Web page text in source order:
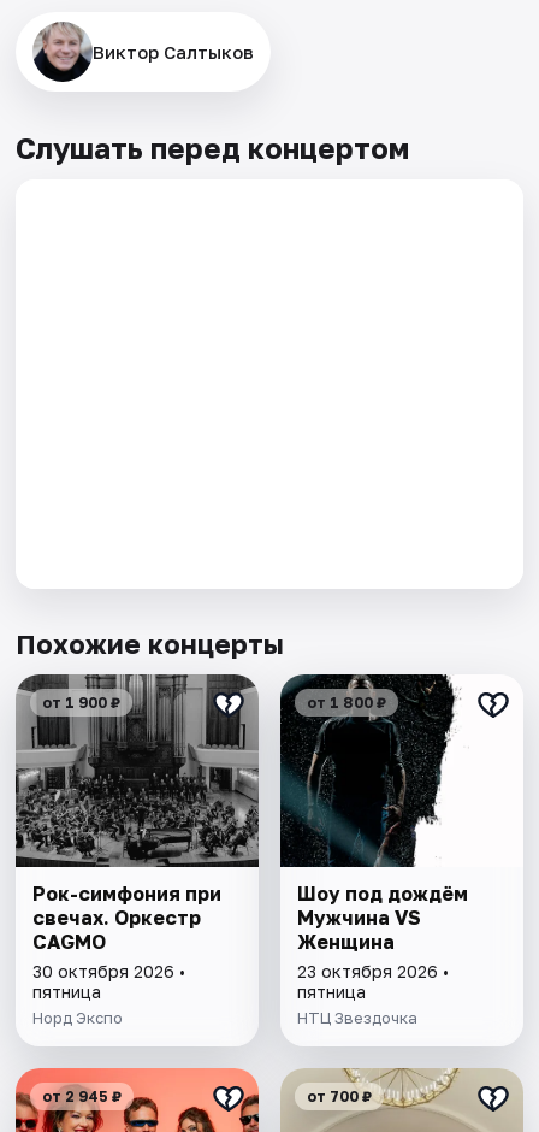
Виктор Салтыков
Слушать перед концертом
Похожие концерты
от 1 900 ₽
Рок-симфония при
свечах. Оркестр
CAGMO
30 октября 2026 •
пятница
Норд Экспо
от 1 800 ₽
Шоу под дождём
Мужчина VS
Женщина
23 октября 2026 •
пятница
НТЦ Звездочка
от 2 945 ₽ от 700 ₽